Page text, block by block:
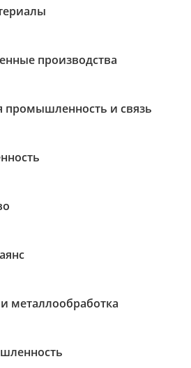
производства
промышленность и связь
металлообработка